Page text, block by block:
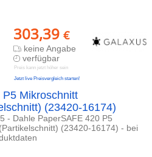
303,39 €
keine Angabe
verfügbar
Preis kann jetzt höher sein
Jetzt live Preisvergleich starten!
Mikroschnitt
(23420-16174)
- Dahle PaperSAFE 420 P5
(23420-16174) - bei